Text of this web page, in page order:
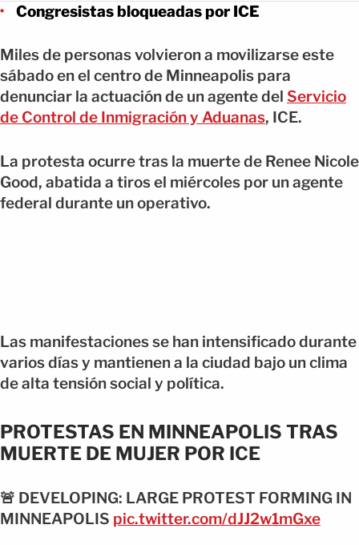
Congresistas bloqueadas por ICE
Miles de personas volvieron a movilizarse este
sábado en el centro de Minneapolis para
denunciar la actuación de un agente del Servicio
de Control de Inmigración y Aduanas, ICE.
La protesta ocurre tras la muerte de Renee Nicole
Good, abatida a tiros el miércoles por un agente
federal durante un operativo.
Las manifestaciones se han intensificado durante
varios días y mantienen a la ciudad bajo un clima
de alta tensión social y política.
PROTESTAS EN MINNEAPOLIS TRAS
MUERTE DE MUJER POR ICE
🚨 DEVELOPING: LARGE PROTEST FORMING IN
MINNEAPOLIS pic.twitter.com/dJJ2w1mGxe